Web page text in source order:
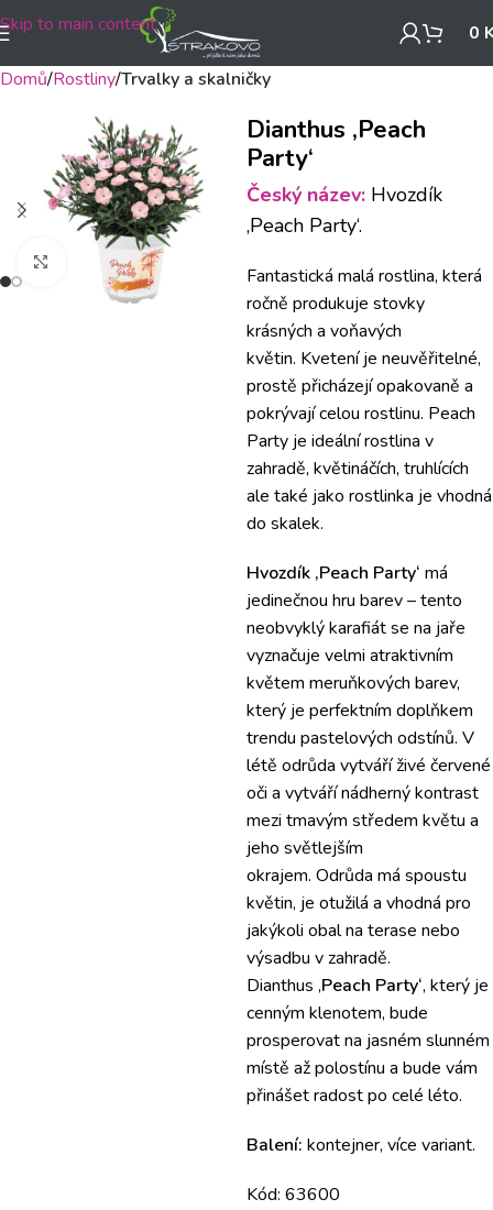
Skip to main content 0
Domů Rostliny Trvalky a skalničky
Klikněte pro zvětšení
Dianthus ‚Peach
Party‘
Český název: Hvozdík
‚Peach Party‘.
Fantastická malá rostlina, která
ročně produkuje stovky
krásných a voňavých
květin. Kvetení je neuvěřitelné,
prostě přicházejí opakovaně a
pokrývají celou rostlinu. Peach
Party je ideální rostlina v
zahradě, květináčích, truhlících
ale také jako rostlinka je vhodná
do skalek.
Hvozdík ‚Peach Party‘ má
jedinečnou hru barev – tento
neobvyklý karafiát se na jaře
vyznačuje velmi atraktivním
květem meruňkových barev,
který je perfektním doplňkem
trendu pastelových odstínů. V
létě odrůda vytváří živé červené
oči a vytváří nádherný kontrast
mezi tmavým středem květu a
jeho světlejším
okrajem. Odrůda má spoustu
květin, je otužilá a vhodná pro
jakýkoli obal na terase nebo
výsadbu v zahradě.
Dianthus ‚Peach Party‘, který je
cenným klenotem, bude
prosperovat na jasném slunném
místě až polostínu a bude vám
přinášet radost po celé léto.
Balení: kontejner, více variant.
Kód: 63600